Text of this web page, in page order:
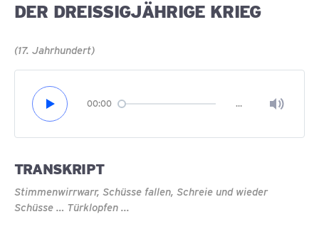
DER DREISSIGJÄHRIGE KRIEG
(17. Jahrhundert)
00:00 …
TRANSKRIPT
Stimmenwirrwarr, Schüsse fallen, Schreie und wieder
Schüsse … Türklopfen ...